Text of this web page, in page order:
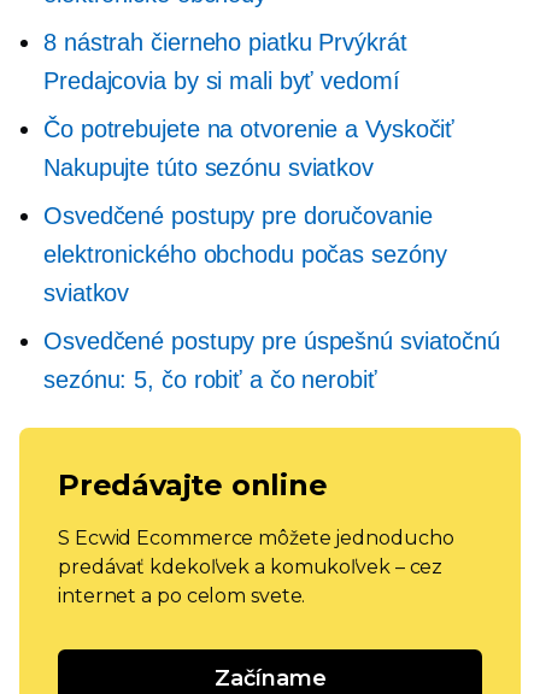
8 nástrah čierneho piatku Prvýkrát
Predajcovia by si mali byť vedomí
Čo potrebujete na otvorenie a Vyskočiť
Nakupujte túto sezónu sviatkov
Osvedčené postupy pre doručovanie
elektronického obchodu počas sezóny
sviatkov
Osvedčené postupy pre úspešnú sviatočnú
sezónu: 5, čo robiť a čo nerobiť
Predávajte online
S Ecwid Ecommerce môžete jednoducho
predávať kdekoľvek a komukoľvek – cez
internet a po celom svete.
Začíname